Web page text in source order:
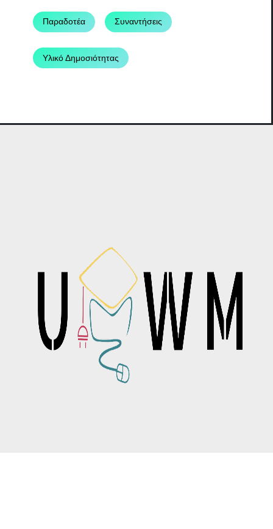
Παραδοτέα Συναντήσεις
Υλικό Δημοσιότητας